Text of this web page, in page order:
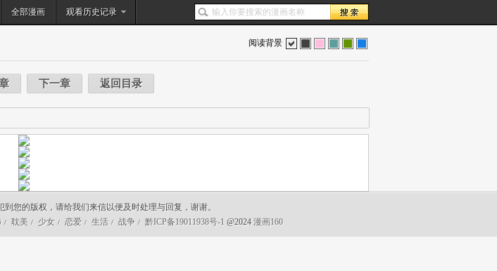
全部漫画 观看历史记录
阅读背景
下一章 返回目录
您的版权，请给我们来信以便及时处理与回复，谢谢。
/ 耽美 / 少女 / 恋爱 / 生活 / 战争 / 黔ICP备19011938号-1 @2024 漫画160